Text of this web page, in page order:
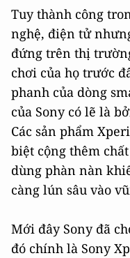
Tuy thành công
nghệ, điện tử
đứng trên thị
chơi của họ trước
phanh của dòng
của Sony có lẽ là
Các sản phẩm
biệt cộng thêm
dùng phàn nàn
càng lún sâu vào
Mới đây Sony đã
đó chính là Sony